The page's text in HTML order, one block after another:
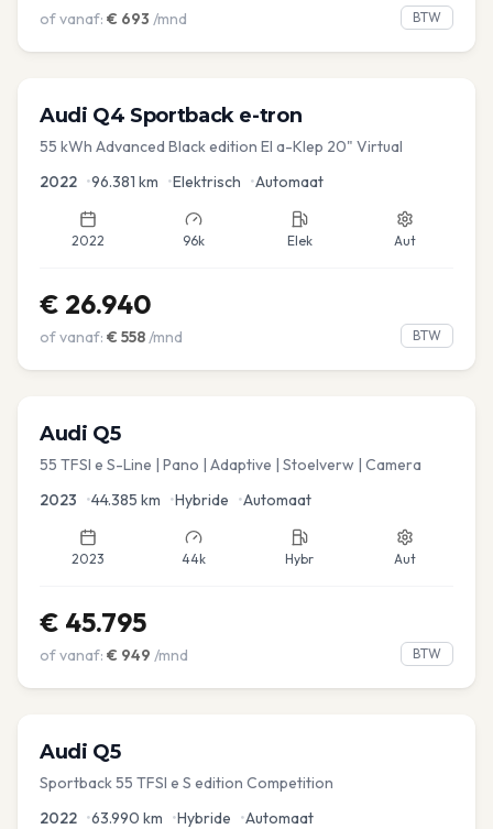
of vanaf: € 693 /mnd BTW
Audi Q4 Sportback e-tron
55 kWh Advanced Black edition El a-Klep 20" Virtual
2022 •96.381 km •Elektrisch •Automaat
2022 96k Elek Aut
€ 26.940
of vanaf: € 558 /mnd BTW
Audi Q5
55 TFSI e S-Line | Pano | Adaptive | Stoelverw | Camera
2023 •44.385 km •Hybride •Automaat
2023 44k Hybr Aut
€ 45.795
of vanaf: € 949 /mnd BTW
Audi Q5
Sportback 55 TFSI e S edition Competition
2022 •63.990 km •Hybride •Automaat